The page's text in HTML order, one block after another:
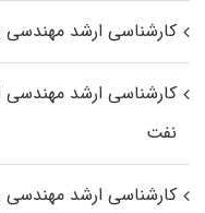
کارشناسی ارشد مهندسی
کارشناسی ارشد مهندسی
نفت
کارشناسی ارشد مهندسی